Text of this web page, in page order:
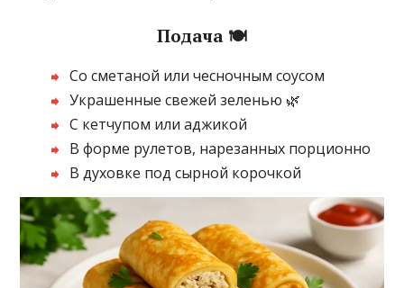
Подача 🍽️
Со сметаной или чесночным соусом
Украшенные свежей зеленью 🌿
С кетчупом или аджикой
В форме рулетов, нарезанных порционно
В духовке под сырной корочкой